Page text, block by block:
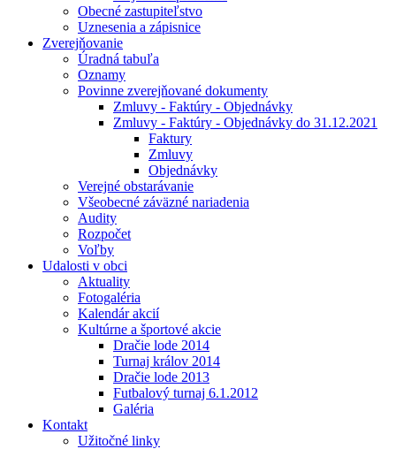
Obecné zastupiteľstvo
Uznesenia a zápisnice
Zverejňovanie
Úradná tabuľa
Oznamy
Povinne zverejňované dokumenty
Zmluvy - Faktúry - Objednávky
Zmluvy - Faktúry - Objednávky do 31.12.2021
Faktury
Zmluvy
Objednávky
Verejné obstarávanie
Všeobecné záväzné nariadenia
Audity
Rozpočet
Voľby
Udalosti v obci
Aktuality
Fotogaléria
Kalendár akcií
Kultúrne a športové akcie
Dračie lode 2014
Turnaj králov 2014
Dračie lode 2013
Futbalový turnaj 6.1.2012
Galéria
Kontakt
Užitočné linky